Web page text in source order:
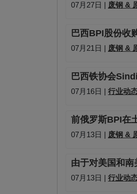
07月27日 | 废钢 &
巴西BPI股份收
07月21日 | 废钢 &
巴西铁协会
07月16日 | 行业动
前俄罗斯BPI在
07月13日 | 废钢 &
由于对美国和
07月13日 | 行业动